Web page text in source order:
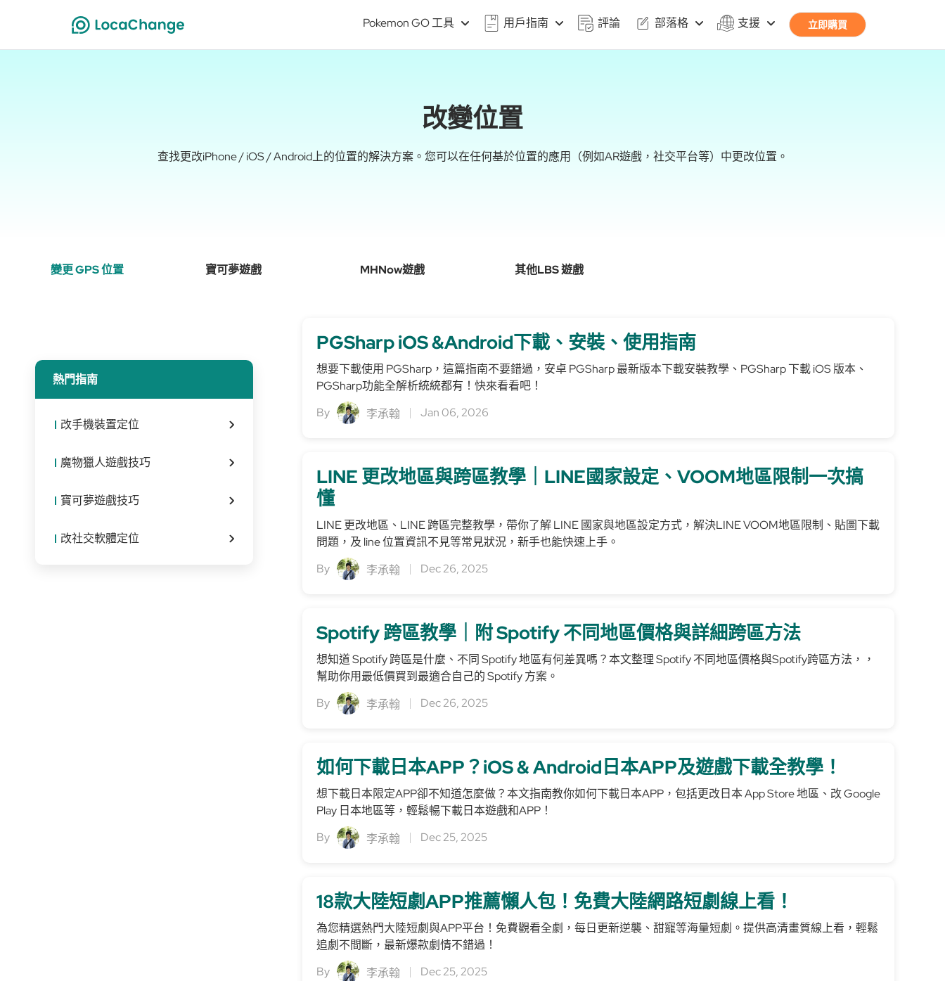
Pokemon GO 工具 用戶指南 評論 部落格 支援 立即購買
改變位置
查找更改iPhone / iOS / Android上的位置的解決方案。您可以在任何基於位置的應用（例如AR遊戲，社交平台等）中更改位置。
變更 GPS 位置 寶可夢遊戲 MHNow遊戲 其他LBS 遊戲
PGSharp iOS &Android下載、安裝、使用指南
想要下載使用 PGSharp，這篇指南不要錯過，安卓 PGSharp 最新版本下載安裝教學、PGSharp 下載 iOS 版本、
PGSharp功能全解析統統都有！快來看看吧！
By
李承翰 Jan 06, 2026
LINE 更改地區與跨區教學｜LINE國家設定、VOOM地區限制一次搞
懂
LINE 更改地區、LINE 跨區完整教學，帶你了解 LINE 國家與地區設定方式，解決LINE VOOM地區限制、貼圖下載
問題，及 line 位置資訊不見等常見狀況，新手也能快速上手。
By
李承翰 Dec 26, 2025
Spotify 跨區教學｜附 Spotify 不同地區價格與詳細跨區方法
想知道 Spotify 跨區是什麼、不同 Spotify 地區有何差異嗎？本文整理 Spotify 不同地區價格與Spotify跨區方法，，
幫助你用最低價買到最適合自己的 Spotify 方案。
By
李承翰 Dec 26, 2025
如何下載日本APP？iOS & Android日本APP及遊戲下載全教學！
想下載日本限定APP卻不知道怎麼做？本文指南教你如何下載日本APP，包括更改日本 App Store 地區、改 Google
Play 日本地區等，輕鬆暢下載日本遊戲和APP！
By
李承翰 Dec 25, 2025
18款大陸短劇APP推薦懶人包！免費大陸網路短劇線上看！
為您精選熱門大陸短劇與APP平台！免費觀看全劇，每日更新逆襲、甜寵等海量短劇。提供高清畫質線上看，輕鬆
追劇不間斷，最新爆款劇情不錯過！
By
李承翰 Dec 25, 2025
熱門指南
改手機裝置定位
魔物獵人遊戲技巧
寶可夢遊戲技巧
改社交軟體定位